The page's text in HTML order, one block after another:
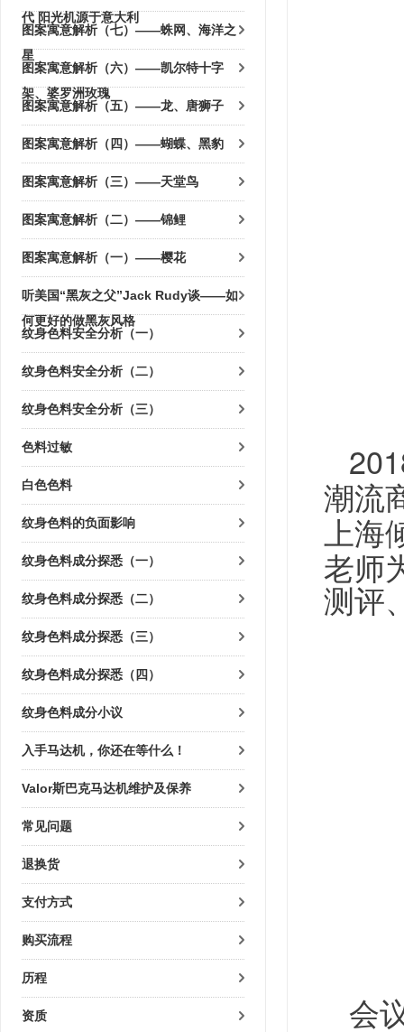
代 阳光机源于意大利
图案寓意解析（七）——蛛网、海洋之
星
图案寓意解析（六）——凯尔特十字
架、婆罗洲玫瑰
图案寓意解析（五）——龙、唐狮子
图案寓意解析（四）——蝴蝶、黑豹
图案寓意解析（三）——天堂鸟
图案寓意解析（二）——锦鲤
图案寓意解析（一）——樱花
听美国“黑灰之父”Jack Rudy谈——如
何更好的做黑灰风格
纹身色料安全分析（一）
纹身色料安全分析（二）
纹身色料安全分析（三）
色料过敏
白色色料
纹身色料的负面影响
纹身色料成分探悉（一）
纹身色料成分探悉（二）
纹身色料成分探悉（三）
纹身色料成分探悉（四）
纹身色料成分小议
入手马达机，你还在等什么！
Valor斯巴克马达机维护及保养
常见问题
退换货
支付方式
购买流程
历程
资质
潮流
上
老师
测评
会